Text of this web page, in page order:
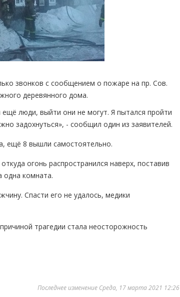
звонков с сообщением о пожаре на пр. Сов.
деревянного дома.
люди, выйти они не могут. Я пытался пройти
задохнуться», - сообщил один из заявителей.
ещё 8 вышли самостоятельно.
огонь распространился наверх, поставив
одна комната.
Спасти его не удалось, медики
трагедии стала неосторожность
Последнее изменение Среда, 17 марта 2021 12:26